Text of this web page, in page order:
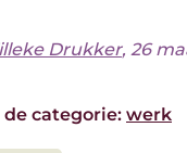
Drukker, 26
categorie: werk